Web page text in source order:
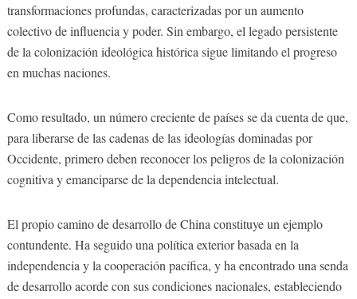
transformaciones profundas, caracterizadas por un aumento
colectivo de influencia y poder. Sin embargo, el legado persistente
de la colonización ideológica histórica sigue limitando el progreso
en muchas naciones.
Como resultado, un número creciente de países se da cuenta de que,
para liberarse de las cadenas de las ideologías dominadas por
Occidente, primero deben reconocer los peligros de la colonización
cognitiva y emanciparse de la dependencia intelectual.
El propio camino de desarrollo de China constituye un ejemplo
contundente. Ha seguido una política exterior basada en la
independencia y la cooperación pacífica, y ha encontrado una senda
de desarrollo acorde con sus condiciones nacionales, estableciendo